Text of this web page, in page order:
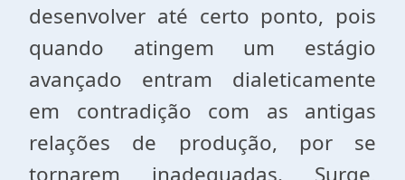
desenvolver até certo ponto, pois
quando atingem um estágio
avançado entram dialeticamente
em contradição com as antigas
relações de produção, por se
tornarem inadequadas. Surge,